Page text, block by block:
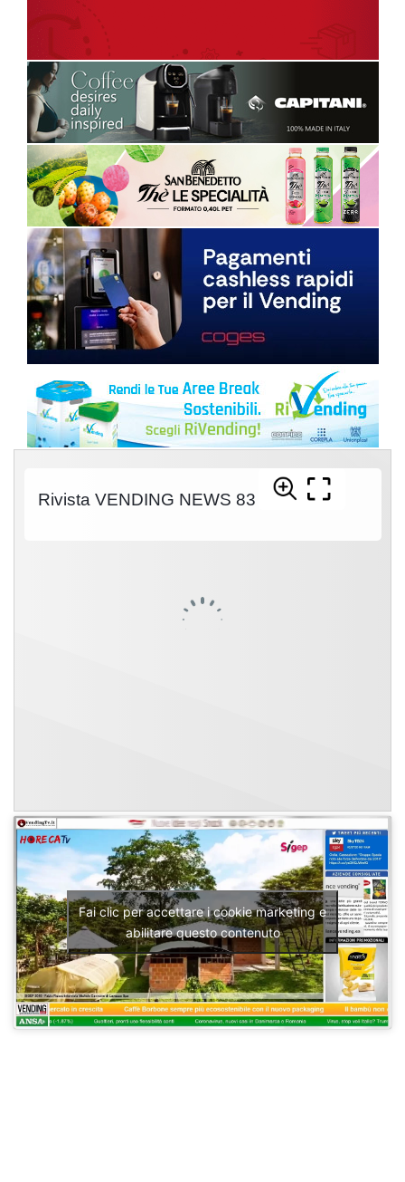
Fai clic per accettare i cookie marketing e
abilitare questo contenuto